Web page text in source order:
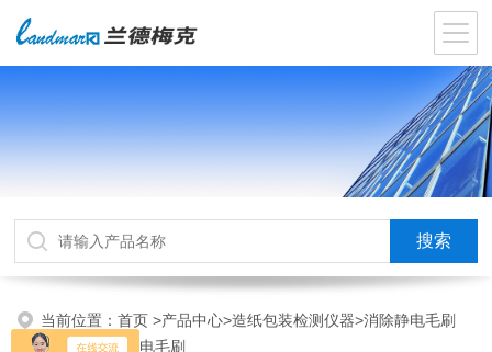
当前位置：首页>产品中心>造纸包装检测仪器>消除静电毛刷
>TR-01消除静电毛刷